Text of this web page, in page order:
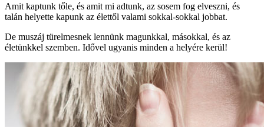
Amit kaptunk tőle, és amit mi adtunk, az sosem fog elveszni, és
talán helyette kapunk az élettől valami sokkal-sokkal jobbat.
De muszáj türelmesnek lennünk magunkkal, másokkal, és az
életünkkel szemben. Idővel ugyanis minden a helyére kerül!